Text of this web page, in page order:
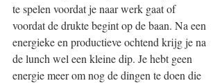
te spelen voordat je naar werk gaat of
voordat de drukte begint op de baan. Na een
energieke en productieve ochtend krijg je na
de lunch wel een kleine dip. Je hebt geen
energie meer om nog de dingen te doen die